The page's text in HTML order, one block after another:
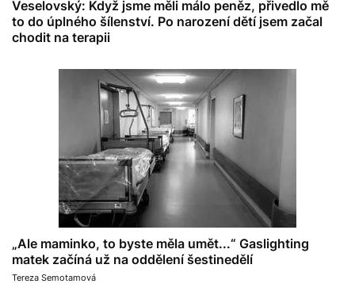
Veselovský: Když jsme měli málo peněz, přivedlo mě
to do úplného šílenství. Po narození dětí jsem začal
chodit na terapii
„Ale maminko, to byste měla umět...“ Gaslighting
matek začíná už na oddělení šestinedělí
Tereza Semotamová